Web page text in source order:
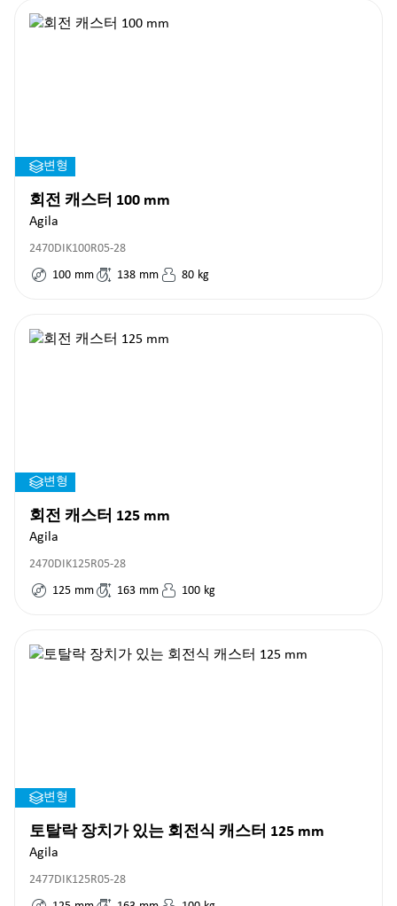
변형
회전 캐스터 100 mm
Agila
2470DIK100R05-28
100 mm 138 mm 80 kg
변형
회전 캐스터 125 mm
Agila
2470DIK125R05-28
125 mm 163 mm 100 kg
변형
토탈락 장치가 있는 회전식 캐스터 125 mm
Agila
2477DIK125R05-28